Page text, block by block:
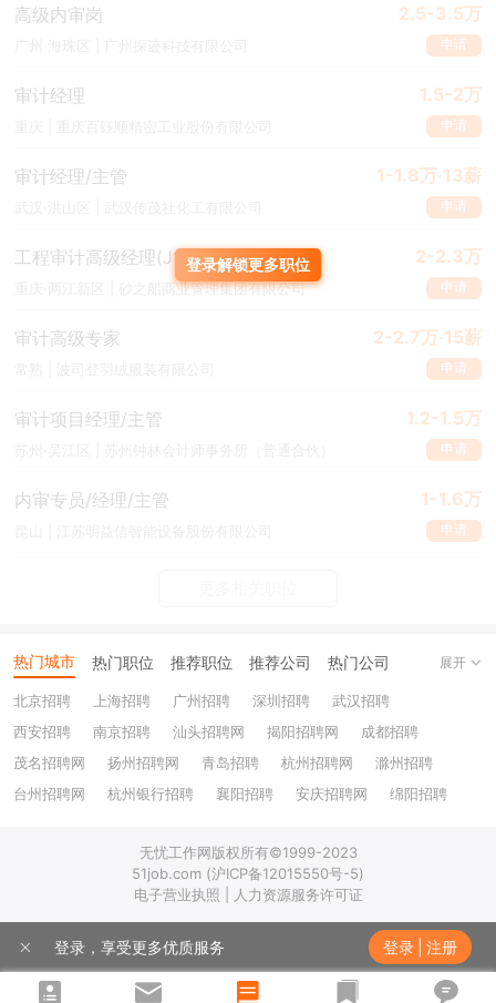
高级内审岗 2.5-3.5万
申请
审计经理 1.5-2万
申请
审计经理/主管 1-1.8万·13薪
申请
工程审计高级经理(J11077) 2-2.3万
重庆·两江新区 | 砂之船商业管理集团有限公司 申请
审计高级专家 2-2.7万·15薪
申请
审计项目经理/主管 1.2-1.5万
申请
内审专员/经理/主管 1-1.6万
申请
登录解锁更多职位
热门城市 热门职位 推荐职位 推荐公司 热门公司
北京招聘 上海招聘 广州招聘 深圳招聘
武汉招聘
西安招聘
南京招聘 汕头招聘网 揭阳招聘网
成都招聘
茂名招聘网
扬州招聘网 青岛招聘 杭州招聘网
滁州招聘
台州招聘网
杭州银行招聘 襄阳招聘 安庆招聘网
绵阳招聘
上饶招聘网
展开
无忧工作网版权所有©1999-2023
51job.com (沪ICP备12015550号-5)
电子营业执照 | 人力资源服务许可证
登录，享受更多优质服务 登录 注册